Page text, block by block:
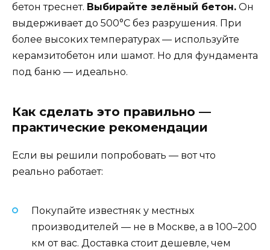
бетон треснет. Выбирайте зелёный бетон. Он
выдерживает до 500°C без разрушения. При
более высоких температурах — используйте
керамзитобетон или шамот. Но для фундамента
под баню — идеально.
Как сделать это правильно —
практические рекомендации
Если вы решили попробовать — вот что
реально работает:
Покупайте известняк у местных
производителей — не в Москве, а в 100–200
км от вас. Доставка стоит дешевле, чем